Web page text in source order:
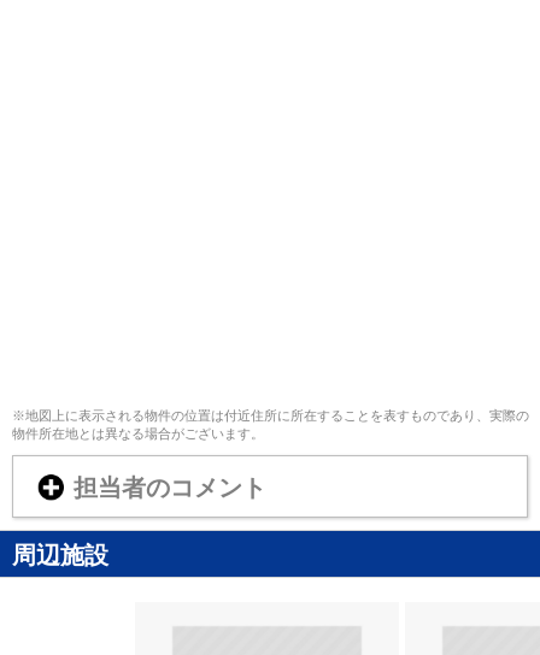
※地図上に表示される物件の位置は付近住所に所在することを表すものであり、実際の
物件所在地とは異なる場合がございます。
担当者のコメント
周辺施設